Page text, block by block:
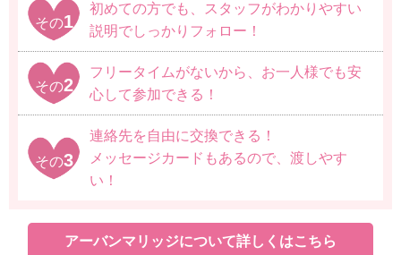
その1
初めての方でも、スタッフがわかりやすい
説明でしっかりフォロー！
その2
フリータイムがないから、お一人様でも安
心して参加できる！
その3
連絡先を自由に交換できる！
メッセージカードもあるので、渡しやす
い！
アーバンマリッジについて詳しくはこちら